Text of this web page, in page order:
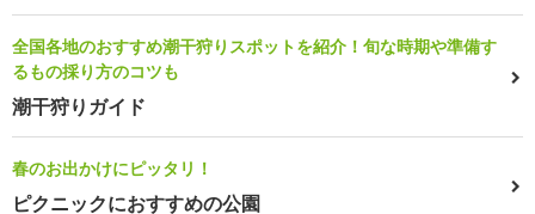
全国各地のおすすめ潮干狩りスポットを紹介！旬な時期や準備す
るもの採り方のコツも
潮干狩りガイド
春のお出かけにピッタリ！
ピクニックにおすすめの公園